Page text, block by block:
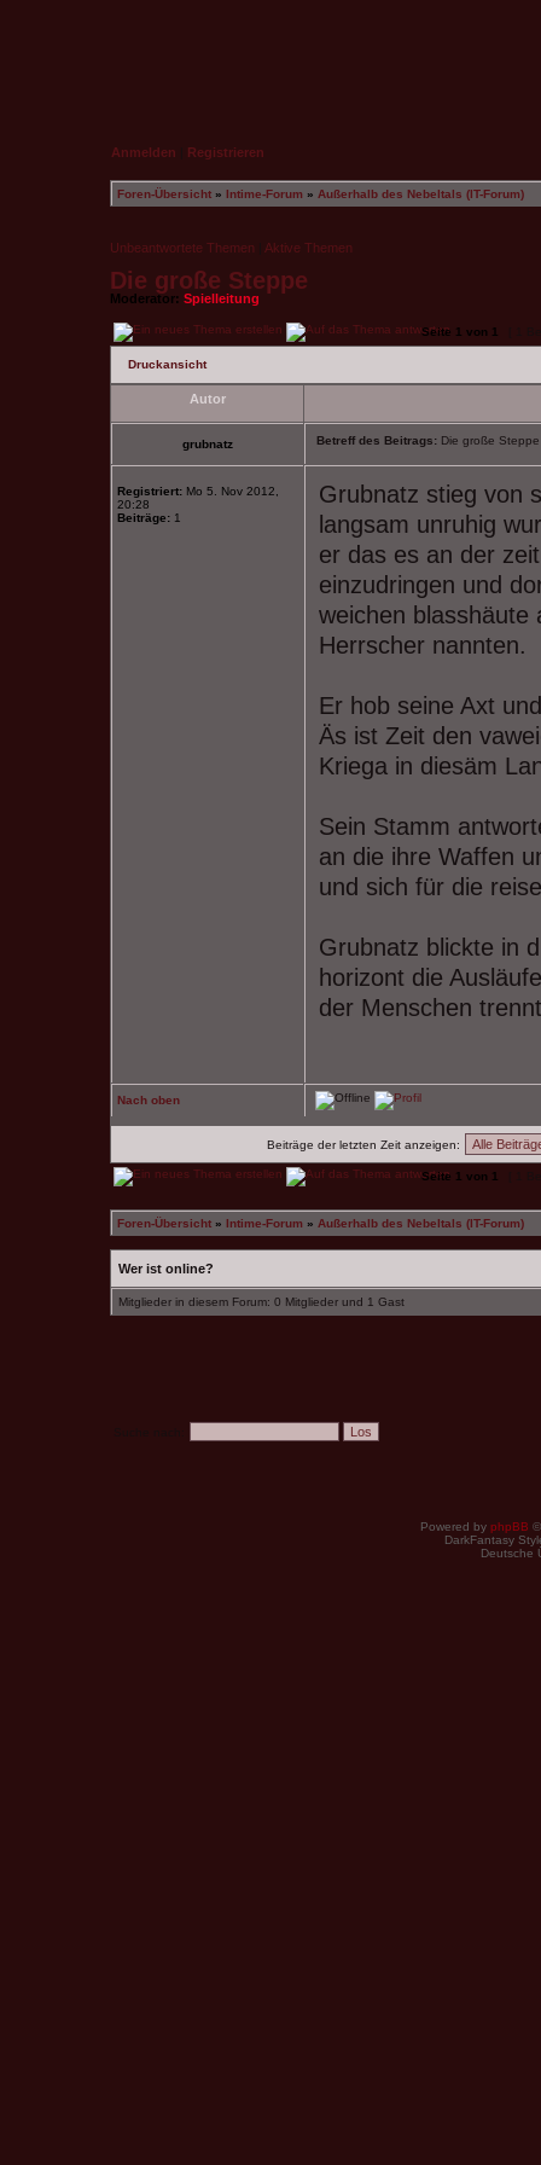
Anmelden Registrieren
Foren-Übersicht » Intime-Forum » Außerhalb des Nebeltals (IT-Forum)
Unbeantwortete Themen Aktive Themen
Die große Steppe
Moderator: Spielleitung
Seite 1 von 1
Druckansicht
Autor
grubnatz Betreff des Beitrags: Die große Steppe
Registriert: Mo 5. Nov 2012,
20:28
Beiträge: 1
Grubnatz stieg von
langsam unruhig
er das es an der
einzudringen und
weichen blasshäute
Herrscher nannten.
Er hob seine Axt
Äs ist Zeit den
Kriega in diesäm
Sein Stamm
an die ihre Waffen
und sich für die
Grubnatz blickte in
horizont die
der Menschen
Nach oben
Beiträge der letzten Zeit anzeigen:
Seite 1 von 1
Foren-Übersicht » Intime-Forum » Außerhalb des Nebeltals (IT-Forum)
Wer ist online?
Mitglieder in diesem Forum: 0 Mitglieder und 1 Gast
Powered by phpBB
DarkFantasy
Deutsche